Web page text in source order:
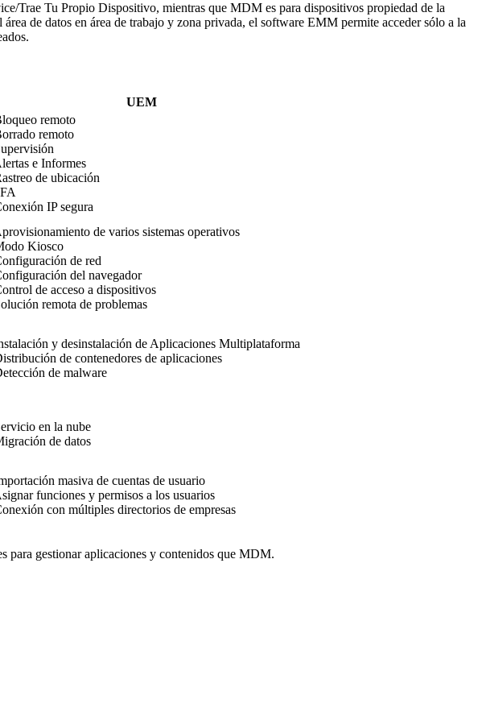
Trae Tu Propio Dispositivo, mientras que MDM es para dispositivos propiedad de la
de datos en área de trabajo y zona privada, el software EMM permite acceder sólo a la
UEM
remoto
remoto
e Informes
de ubicación
IP segura
de varios sistemas operativos
Kiosco
de red
del navegador
de acceso a dispositivos
remota de problemas
y desinstalación de Aplicaciones Multiplataforma
de contenedores de aplicaciones
de malware
en la nube
de datos
masiva de cuentas de usuario
funciones y permisos a los usuarios
con múltiples directorios de empresas
para gestionar aplicaciones y contenidos que MDM.